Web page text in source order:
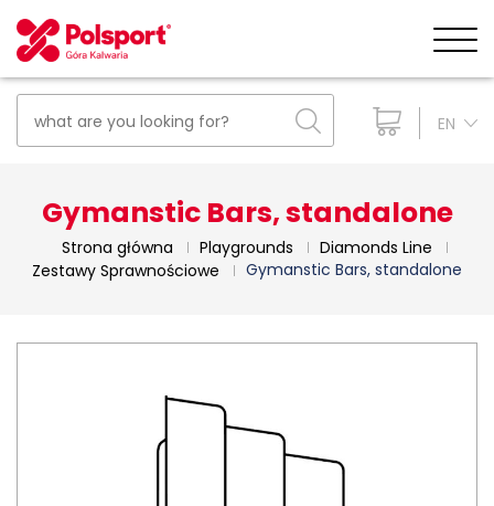
EN
Gymanstic Bars, standalone
Strona główna Playgrounds
Diamonds Line
Zestawy Sprawnościowe
Gymanstic Bars, standalone